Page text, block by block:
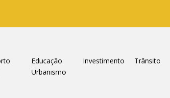
Educação Investimento
Trânsito
Urbanismo